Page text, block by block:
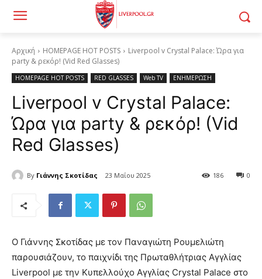
Αρχική HOMEPAGE HOT POSTS
Liverpool v Crystal Palace: Ώρα για
party & ρεκόρ! (Vid Red Glasses)
HOMEPAGE HOT POSTS RED GLASSES Web TV ΕΝΗΜΕΡΩΣΗ
Liverpool v Crystal Palace:
Ώρα για party & ρεκόρ! (Vid
Red Glasses)
By Γιάννης Σκοτίδας 23 Μαΐου 2025 0
186
Ο Γιάννης Σκοτίδας με τον Παναγιώτη Ρουμελιώτη
παρουσιάζουν, το παιχνίδι της Πρωταθλήτριας Αγγλίας
Liverpool με την Κυπελλούχο Αγγλίας Crystal Palace στο